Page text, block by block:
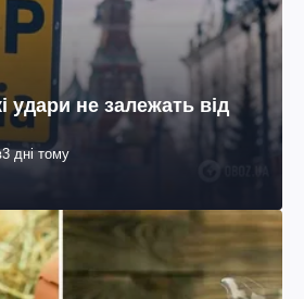
удари не залежать від
3 дні тому